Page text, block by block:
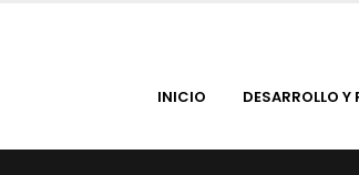
INICIO DESARROLLO